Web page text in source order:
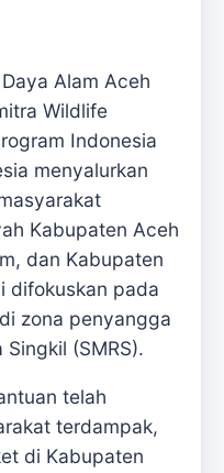
Alam Aceh
Wildlife
Indonesia
menyalurkan
Kabupaten Aceh
dan Kabupaten
difokuskan pada
zona penyangga
(SMRS).
telah
terdampak,
di Kabupaten